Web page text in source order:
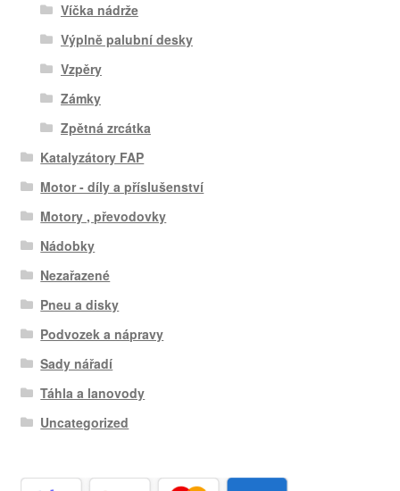
Víčka nádrže
Výplně palubní desky
Vzpěry
Zámky
Zpětná zrcátka
Katalyzátory FAP
Motor - díly a příslušenství
Motory , převodovky
Nádobky
Nezařazené
Pneu a disky
Podvozek a nápravy
Sady nářadí
Táhla a lanovody
Uncategorized